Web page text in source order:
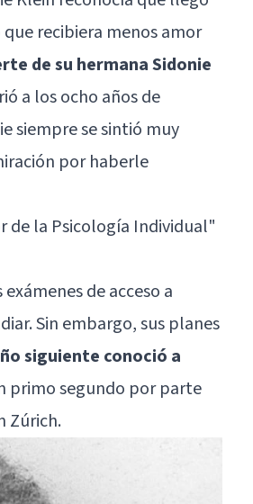
recibiera menos amor
de su hermana Sidonie
a los ocho años de
siempre se sintió muy
por haberle
de la Psicología Individual"
de acceso a
Sin embargo, sus planes
siguiente conoció a
primo segundo por parte
Zúrich.